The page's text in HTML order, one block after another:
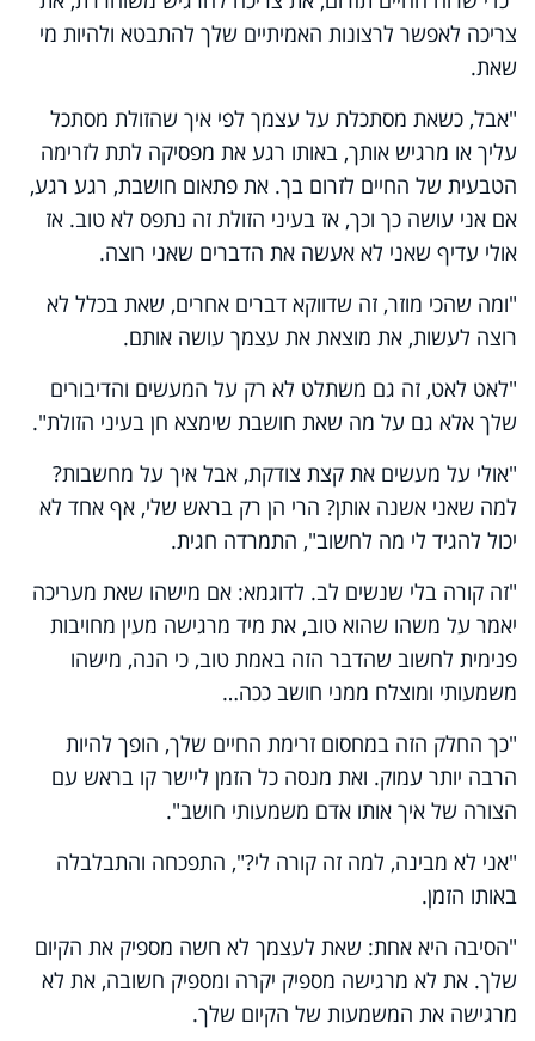
צריכה לאפשר לרצונות האמיתיים שלך להתבטא ולהיות מי
שאת.
"אבל, כשאת מסתכלת על עצמך לפי איך שהזולת מסתכל
עליך או מרגיש אותך, באותו רגע את מפסיקה לתת לזרימה
הטבעית של החיים לזרום בך. את פתאום חושבת, רגע רגע,
אם אני עושה כך וכך, אז בעיני הזולת זה נתפס לא טוב. אז
אולי עדיף שאני לא אעשה את הדברים שאני רוצה.
"ומה שהכי מוזר, זה שדווקא דברים אחרים, שאת בכלל לא
רוצה לעשות, את מוצאת את עצמך עושה אותם.
"לאט לאט, זה גם משתלט לא רק על המעשים והדיבורים
שלך אלא גם על מה שאת חושבת שימצא חן בעיני הזולת".
"אולי על מעשים את קצת צודקת, אבל איך על מחשבות?
למה שאני אשנה אותן? הרי הן רק בראש שלי, אף אחד לא
יכול להגיד לי מה לחשוב", התמרדה חגית.
"זה קורה בלי שנשים לב. לדוגמא: אם מישהו שאת מעריכה
יאמר על משהו שהוא טוב, את מיד מרגישה מעין מחויבות
פנימית לחשוב שהדבר הזה באמת טוב, כי הנה, מישהו
משמעותי ומוצלח ממני חושב ככה…
"כך החלק הזה במחסום זרימת החיים שלך, הופך להיות
הרבה יותר עמוק. ואת מנסה כל הזמן ליישר קו בראש עם
הצורה של איך אותו אדם משמעותי חושב".
"אני לא מבינה, למה זה קורה לי?", התפכחה והתבלבלה
באותו הזמן.
"הסיבה היא אחת: שאת לעצמך לא חשה מספיק את הקיום
שלך. את לא מרגישה מספיק יקרה ומספיק חשובה, את לא
מרגישה את המשמעות של הקיום שלך.